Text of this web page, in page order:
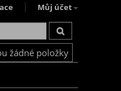
Můj účet
žádné položky